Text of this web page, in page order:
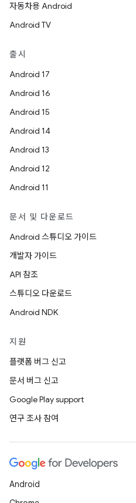
자동차용 Android
Android TV
출시
Android 17
Android 16
Android 15
Android 14
Android 13
Android 12
Android 11
문서 및 다운로드
Android 스튜디오 가이드
개발자 가이드
API 참조
스튜디오 다운로드
Android NDK
지원
플랫폼 버그 신고
문서 버그 신고
Google Play support
연구 조사 참여
Android